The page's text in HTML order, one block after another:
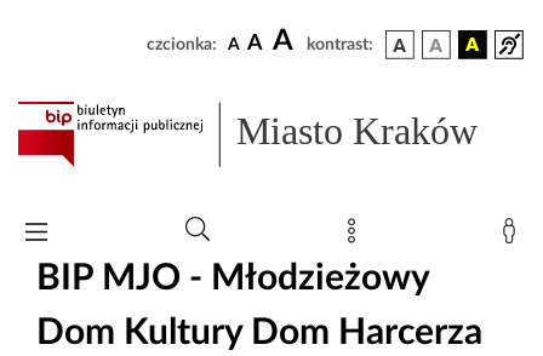
czcionka: A A A kontrast:
Miasto Kraków
BIP MJO - Młodzieżowy
Dom Kultury Dom Harcerza